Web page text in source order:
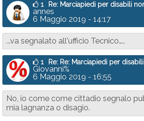
1 Re: Marciapiedi per disabili
annes
6 Maggio 2019 - 14:17
...va segnalato all'ufficio Tecnico…..
1 Re: Re: Marciapiedi per
Giovanni%
6 Maggio 2019 - 16:55
No, io come come cittadio segnalo
mia lagnanza o disagio.